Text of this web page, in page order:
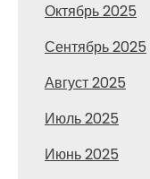
Октябрь 2025
Сентябрь 2025
Август 2025
Июль 2025
Июнь 2025